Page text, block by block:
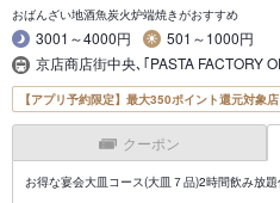
おばんざい地酒魚炭火炉端焼きがおすすめ
3001～4000円
501～1000円
京店商店街中央､｢PASTA FACTORY
【アプリ予約限定】最大350ポイント還元対象店
クーポン
お得な宴会大皿コース(大皿７品)2時間飲み放